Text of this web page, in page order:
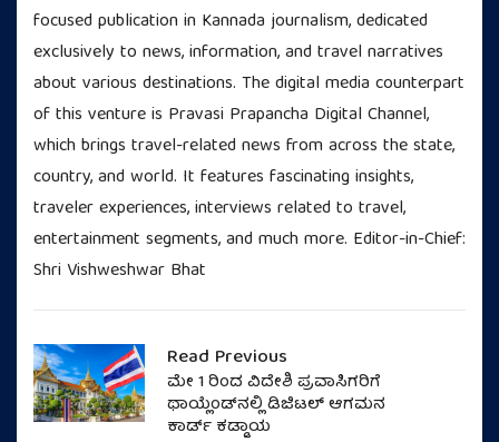
focused publication in Kannada journalism, dedicated
exclusively to news, information, and travel narratives
about various destinations. The digital media counterpart
of this venture is Pravasi Prapancha Digital Channel,
which brings travel-related news from across the state,
country, and world. It features fascinating insights,
traveler experiences, interviews related to travel,
entertainment segments, and much more. Editor-in-Chief:
Shri Vishweshwar Bhat
Read Previous
ಮೇ 1 ರಿಂದ ವಿದೇಶಿ ಪ್ರವಾಸಿಗರಿಗೆ
ಥಾಯ್ಲೆಂಡ್‌ನಲ್ಲಿ ಡಿಜಿಟಲ್ ಆಗಮನ
ಕಾರ್ಡ್ ಕಡ್ಡಾಯ